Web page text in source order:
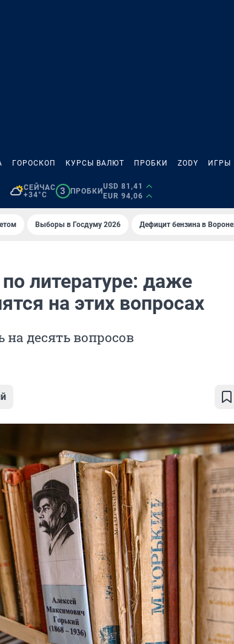
ГОРОСКОП КУРСЫ ВАЛЮТ ПРОБКИ ZODY ИГРЫ
СЕЙЧАС
+34°C
3 ПРОБКИ
USD 81,41
EUR 94,06
Выборы в Госдуму 2026 Дефицит бензина в
литературе: даже
на этих вопросах
на десять вопросов